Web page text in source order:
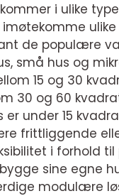
i ulike
de populære
små hus og
15 og 30
30 og 60
er under 15
frittliggende
i forhold til
sine egne
modulære